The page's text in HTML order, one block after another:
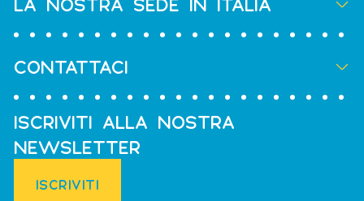
CONTATTACI
ISCRIVITI ALLA NOSTRA
NEWSLETTER
ISCRIVITI